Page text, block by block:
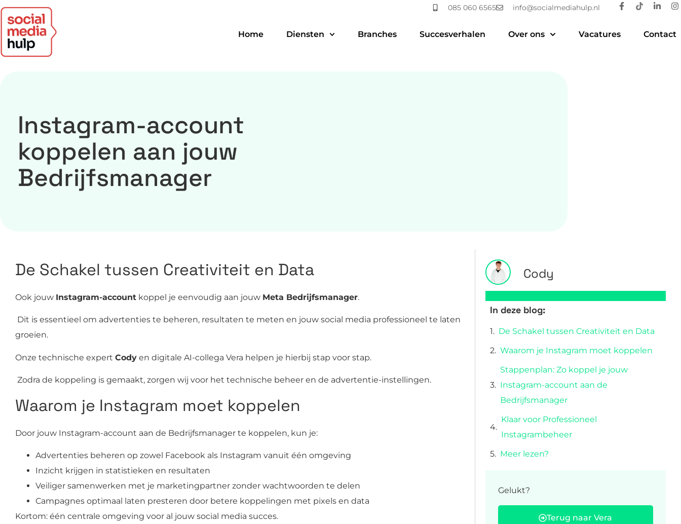
085 060 6565 info@socialmediahulp.nl
Home Diensten Branches Succesverhalen Over ons Vacatures Contact
Instagram-account
koppelen aan jouw
Bedrijfsmanager
De Schakel tussen Creativiteit en Data
Ook jouw Instagram-account koppel je eenvoudig aan jouw Meta Bedrijfsmanager.
Dit is essentieel om advertenties te beheren, resultaten te meten en jouw social media professioneel te laten
groeien.
Onze technische expert Cody en digitale AI-collega Vera helpen je hierbij stap voor stap.
Zodra de koppeling is gemaakt, zorgen wij voor het technische beheer en de advertentie-instellingen.
Waarom je Instagram moet koppelen
Door jouw Instagram-account aan de Bedrijfsmanager te koppelen, kun je:
Advertenties beheren op zowel Facebook als Instagram vanuit één omgeving
Inzicht krijgen in statistieken en resultaten
Veiliger samenwerken met je marketingpartner zonder wachtwoorden te delen
Campagnes optimaal laten presteren door betere koppelingen met pixels en data
Kortom: één centrale omgeving voor al jouw social media succes.
Cody
In deze blog:
De Schakel tussen Creativiteit en Data
Waarom je Instagram moet koppelen
Stappenplan: Zo koppel je jouw
Instagram-account aan de
Bedrijfsmanager
Klaar voor Professioneel
Instagrambeheer
Meer lezen?
Gelukt?
Terug naar Vera